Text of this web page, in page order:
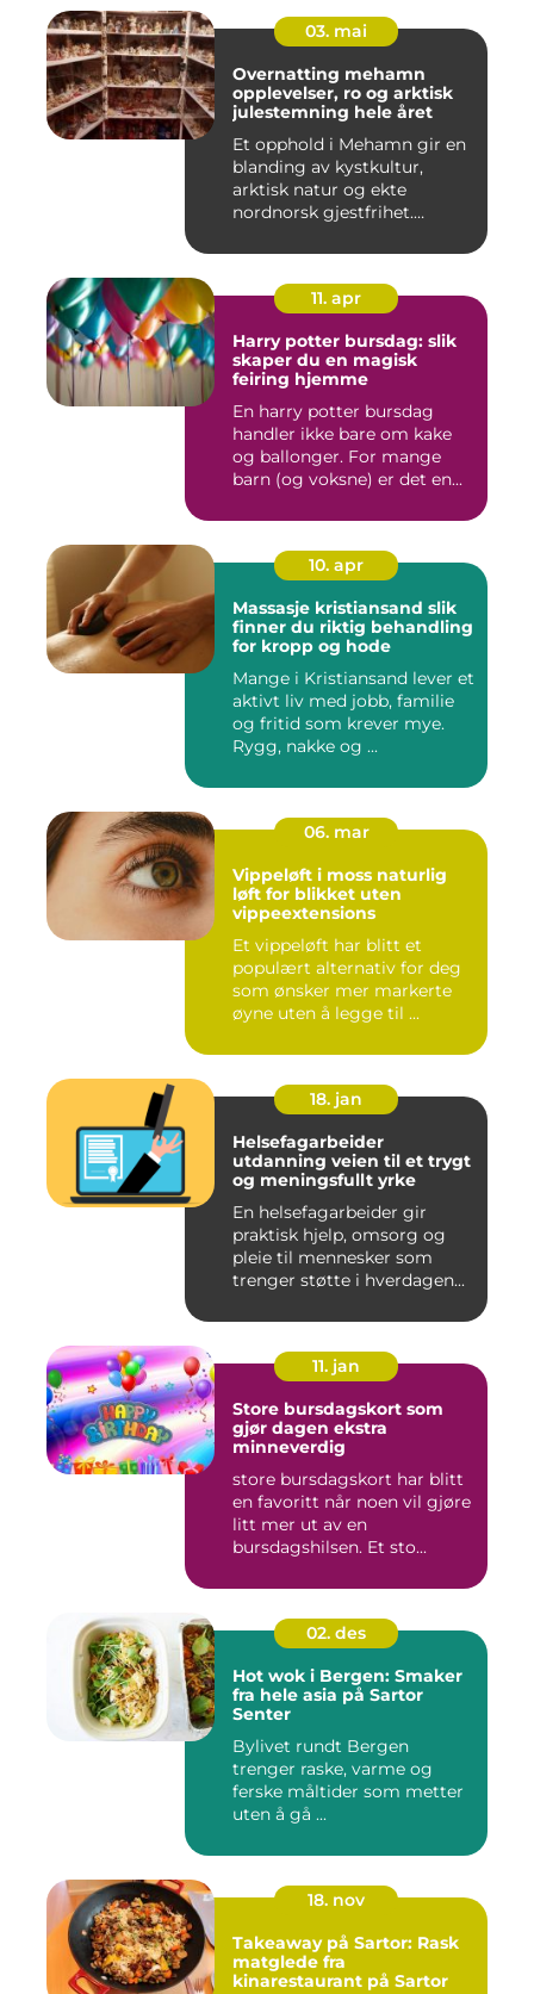
03. mai
Overnatting mehamn
opplevelser, ro og arktisk
julestemning hele året
Et opphold i Mehamn gir en
blanding av kystkultur,
arktisk natur og ekte
nordnorsk gjestfrihet.
11. apr
Harry potter bursdag: slik
skaper du en magisk
feiring hjemme
En harry potter bursdag
handler ikke bare om kake
og ballonger. For mange
barn (og voksne) er det en...
10. apr
Massasje kristiansand slik
finner du riktig behandling
for kropp og hode
Mange i Kristiansand lever et
aktivt liv med jobb, familie
og fritid som krever mye.
Rygg, nakke og ...
06. mar
Vippeløft i moss naturlig
løft for blikket uten
vippeextensions
Et vippeløft har blitt et
populært alternativ for deg
som ønsker mer markerte
øyne uten å legge til ...
18. jan
Helsefagarbeider
utdanning veien til et trygt
og meningsfullt yrke
En helsefagarbeider gir
praktisk hjelp, omsorg og
pleie til mennesker som
trenger støtte i hverdagen...
11. jan
Store bursdagskort som
gjør dagen ekstra
minneverdig
store bursdagskort har blitt
en favoritt når noen vil gjøre
litt mer ut av en
bursdagshilsen. Et sto...
02. des
Hot wok i Bergen: Smaker
fra hele asia på Sartor
Senter
Bylivet rundt Bergen
trenger raske, varme og
ferske måltider som metter
uten å gå ...
18. nov
Takeaway på Sartor: Rask
matglede fra
kinarestaurant på Sartor